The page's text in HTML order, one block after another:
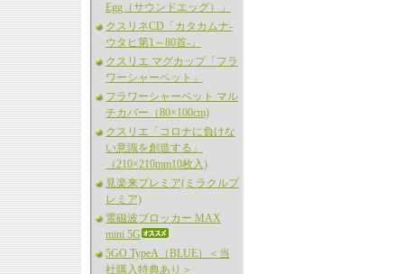
Egg（サウンドエッグ）」
クスリネCD「カタカムナ-
ウタヒ第1～80首-」
クスリエ マグカップ「フラ
ワーシャーベット」
フラワーシャーベット マル
チカバー（80×100cm)
クスリエ「コロナに負けな
い意識を創造する」
（210×210mm10枚入)
見楽来プレミア(ミラクルプ
レミア)
電磁波ブロッカー MAX
mini 5G
5GO TypeA（BLUE）＜当
社購入特典あり＞